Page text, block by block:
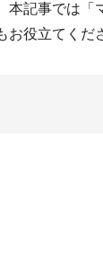
本記事では「
役立てくだ